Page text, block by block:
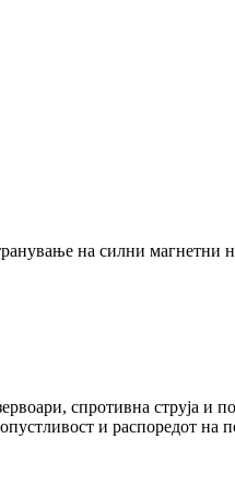
на силни
спротивна струја и
и распоредот